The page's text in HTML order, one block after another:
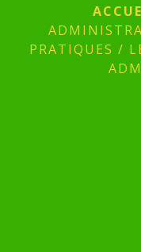
PRATIQUES /